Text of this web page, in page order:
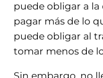
puede obligar a
pagar más de lo
puede obligar al
tomar menos de